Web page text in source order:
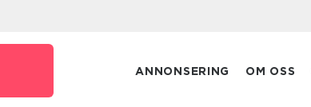
ANNONSERING OM OSS